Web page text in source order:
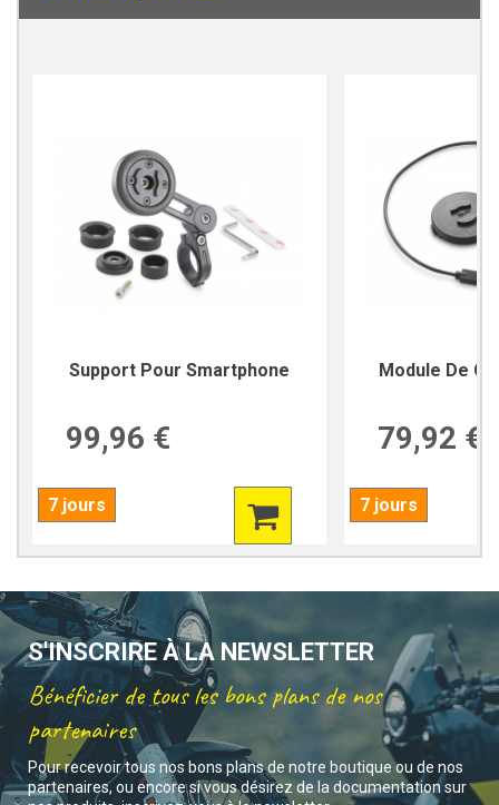
Support Pour Smartphone
99,96 €
7 jours
Module De
79,92 €
7 jours
S'INSCRIRE À LA NEWSLETTER
Bénéficier de tous les bons plans de nos
partenaires
Pour recevoir tous nos bons plans de notre boutique ou de nos
partenaires, ou encore si vous désirez de la documentation sur